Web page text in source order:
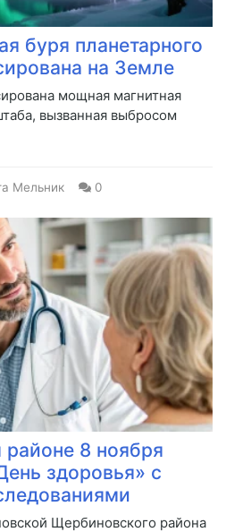
буря планетарного
на Земле
мощная магнитная
вызванная выбросом
Мельник 0
8 ноября
здоровья» с
Щербиновского района